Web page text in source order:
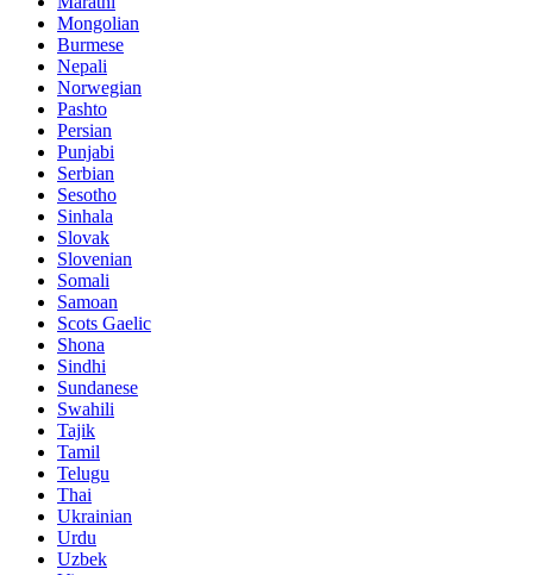
Mongolian
Burmese
Nepali
Norwegian
Pashto
Persian
Punjabi
Serbian
Sesotho
Sinhala
Slovak
Slovenian
Somali
Samoan
Scots Gaelic
Shona
Sindhi
Sundanese
Swahili
Tajik
Tamil
Telugu
Thai
Ukrainian
Urdu
Uzbek